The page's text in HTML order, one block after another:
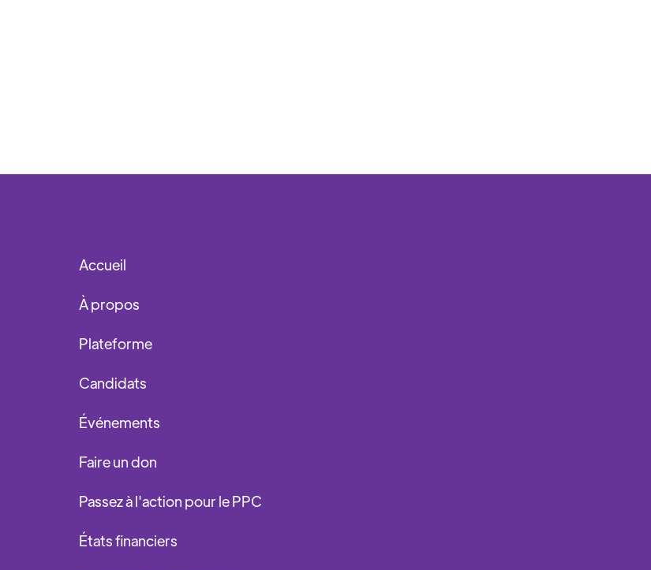
Accueil
À propos
Plateforme
Candidats
Événements
Faire un don
Passez à l'action pour le PPC
États financiers